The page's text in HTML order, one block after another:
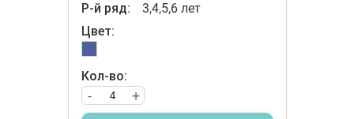
Р-й ряд:
3,4,5,6 лет
Цвет:
Кол-во:
+
-